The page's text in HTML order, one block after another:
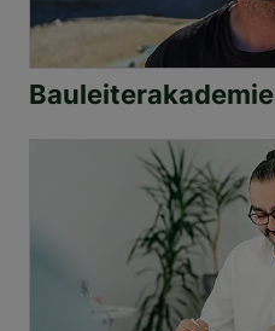
Bauleiterakademie